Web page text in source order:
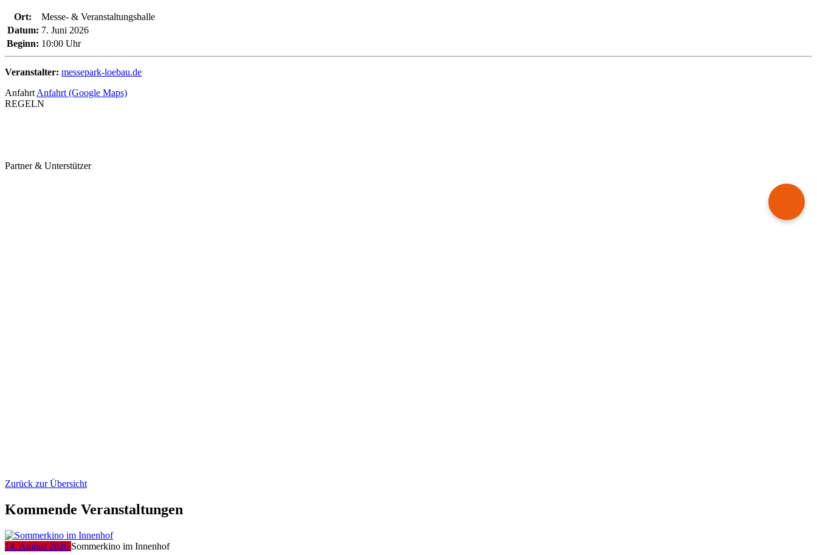
Ort:
Messe- & Veranstaltungshalle
Datum: 7. Juni 2026
Beginn: 10:00 Uhr
Veranstalter: messepark-loebau.de
Anfahrt Anfahrt (Google Maps)
REGELN
Partner & Unterstützer
Zurück zur Übersicht
Kommende Veranstaltungen
14. August 2026 Sommerkino im Innenhof